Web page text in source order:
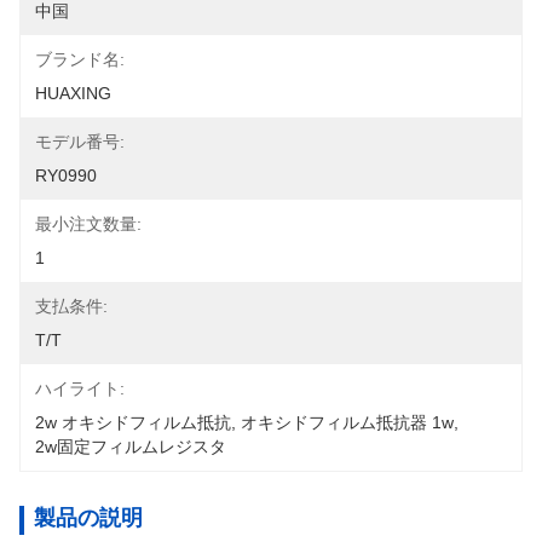
中国
ブランド名:
HUAXING
モデル番号:
RY0990
最小注文数量:
1
支払条件:
T/T
ハイライト:
2w オキシドフィルム抵抗 オキシドフィルム抵抗器 1w
2w固定フィルムレジスタ
製品の説明